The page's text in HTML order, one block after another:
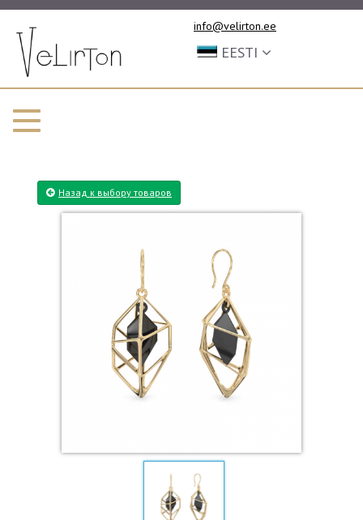
info@velirton.ee
EESTI
Назад к выбору товаров